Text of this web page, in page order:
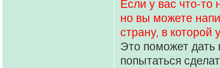
Если у вас что-то
но вы можете
страну, в
Это поможет дать
попытаться